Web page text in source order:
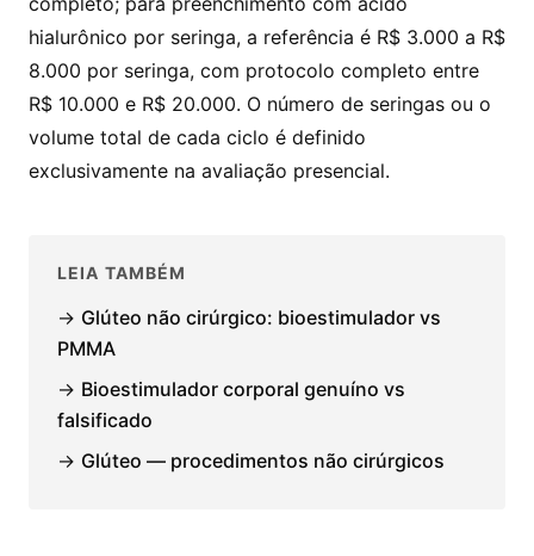
hialurônico por seringa, a referência é R$ 3.000 a R$
8.000 por seringa, com protocolo completo entre
R$ 10.000 e R$ 20.000. O número de seringas ou o
volume total de cada ciclo é definido
exclusivamente na avaliação presencial.
LEIA TAMBÉM
→ Glúteo não cirúrgico: bioestimulador vs
PMMA
→ Bioestimulador corporal genuíno vs
falsificado
→ Glúteo — procedimentos não cirúrgicos